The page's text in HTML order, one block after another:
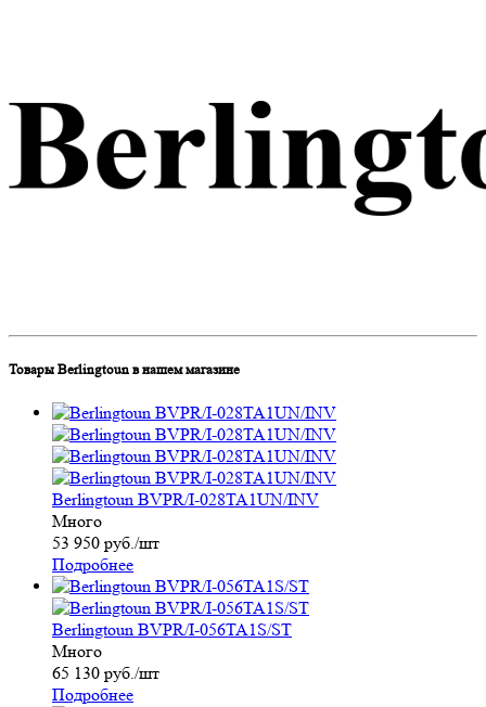
Товары Berlingtoun в нашем магазине
Berlingtoun BVPR/I-028TA1UN/INV
Много
53 950 руб./шт
Подробнее
Berlingtoun BVPR/I-056TA1S/ST
Много
65 130 руб./шт
Подробнее